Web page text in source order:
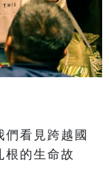
看見跨越國
根的生命故